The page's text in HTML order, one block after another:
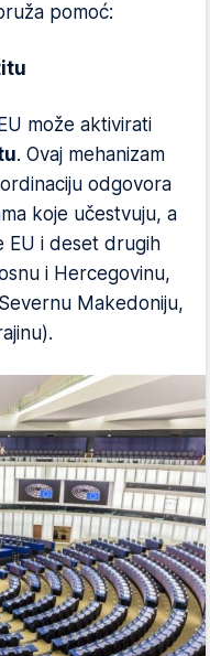
pomoć:
može aktivirati
. Ovaj mehanizam
odgovora
koje učestvuju, a
EU i deset drugih
i Hercegovinu,
Makedoniju,